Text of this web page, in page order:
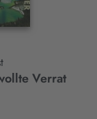
Verrat